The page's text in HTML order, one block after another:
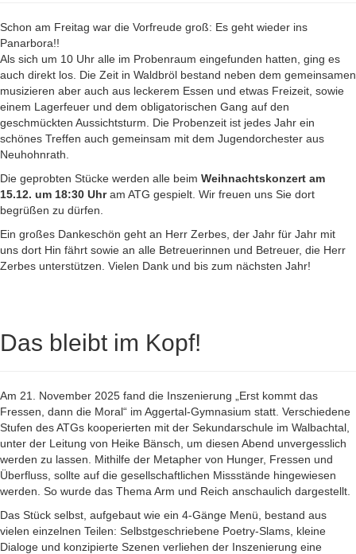
Schon am Freitag war die Vorfreude groß: Es geht wieder ins
Panarbora!!
Als sich um 10 Uhr alle im Probenraum eingefunden hatten, ging es
auch direkt los. Die Zeit in Waldbröl bestand neben dem gemeinsamen
musizieren aber auch aus leckerem Essen und etwas Freizeit, sowie
einem Lagerfeuer und dem obligatorischen Gang auf den
geschmückten Aussichtsturm. Die Probenzeit ist jedes Jahr ein
schönes Treffen auch gemeinsam mit dem Jugendorchester aus
Neuhohnrath.
Die geprobten Stücke werden alle beim Weihnachtskonzert am
15.12. um 18:30 Uhram ATG gespielt. Wir freuen uns Sie dort
begrüßen zu dürfen.
Ein großes Dankeschön geht an Herr Zerbes, der Jahr für Jahr mit
uns dort Hin fährt sowie an alle Betreuerinnen und Betreuer, die Herr
Zerbes unterstützen. Vielen Dank und bis zum nächsten Jahr!
Das bleibt im Kopf!
Am 21. November 2025 fand die Inszenierung „Erst kommt das
Fressen, dann die Moral“ im Aggertal-Gymnasium statt. Verschiedene
Stufen des ATGs kooperierten mit der Sekundarschule im Walbachtal,
unter der Leitung von Heike Bänsch, um diesen Abend unvergesslich
werden zu lassen. Mithilfe der Metapher von Hunger, Fressen und
Überfluss, sollte auf die gesellschaftlichen Missstände hingewiesen
werden. So wurde das Thema Arm und Reich anschaulich dargestellt.
Das Stück selbst, aufgebaut wie ein 4-Gänge Menü, bestand aus
vielen einzelnen Teilen: Selbstgeschriebene Poetry-Slams, kleine
Dialoge und konzipierte Szenen verliehen der Inszenierung eine